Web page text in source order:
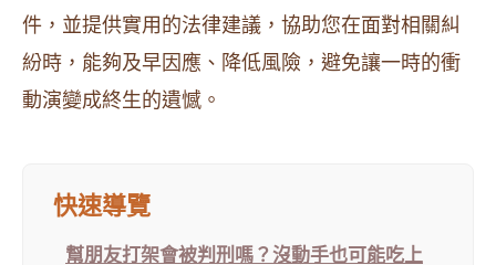
件，並提供實用的法律建議，協助您在面對相關糾
紛時，能夠及早因應、降低風險，避免讓一時的衝
動演變成終生的遺憾。
快速導覽
幫朋友打架會被判刑嗎？沒動手也可能吃上